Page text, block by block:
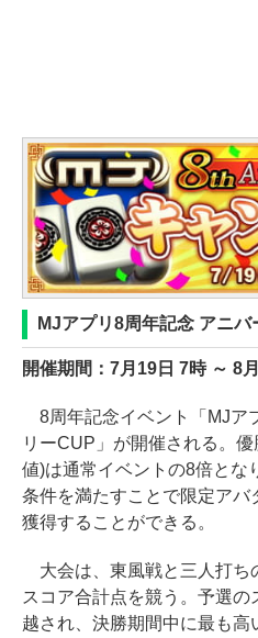
MJアプリ8周年記念 アニバ
開催期間：7月19日 7時 ～ 8
8周年記念イベント「MJア
リーCUP」が開催される。
値)は通常イベントの8倍とな
条件を満たすことで限定アバ
獲得することができる。
大会は、東風戦と三人打ち
スコア合計点を競う。予選
越され、決勝期間中に最も